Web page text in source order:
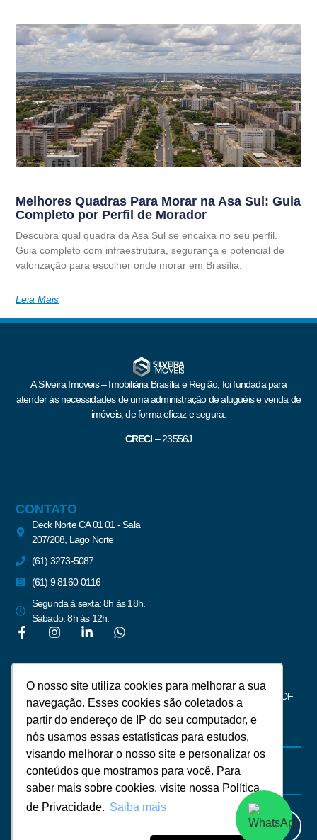
O nosso site utiliza cookies para melhorar a sua
navegação. Esses cookies são coletados a
partir do endereço de IP do seu computador, e
nós usamos essas estatísticas para estudos,
visando melhorar o nosso site e personalizar os
conteúdos que mostramos para você. Para
saber mais sobre cookies, visite nossa Política
de Privacidade. Saiba mais
Melhores Quadras Para Morar na Asa Sul: Guia
Completo por Perfil de Morador
Descubra qual quadra da Asa Sul se encaixa no seu perfil.
Guia completo com infraestrutura, segurança e potencial de
valorização para escolher onde morar em Brasília.
Leia Mais
A Silveira Imóveis – Imobiliária Brasília e Região, foi fundada para
atender às necessidades de uma administração de aluguéis e venda de
imóveis, de forma eficaz e segura.
CRECI –23556J
CONTATO
Deck Norte CA 01 01 - Sala
207/208, Lago Norte
(61) 3273-5087
(61) 9 8160-0116
Segunda à sexta: 8h às 18h.
Sábado: 8h às 12h.
Newsletter
Assine para receber notícias do mercado imobiliário de Brasília – DF